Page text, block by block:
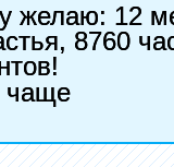
желаю: 12
8760
чаще